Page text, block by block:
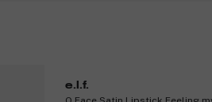
e.l.f.